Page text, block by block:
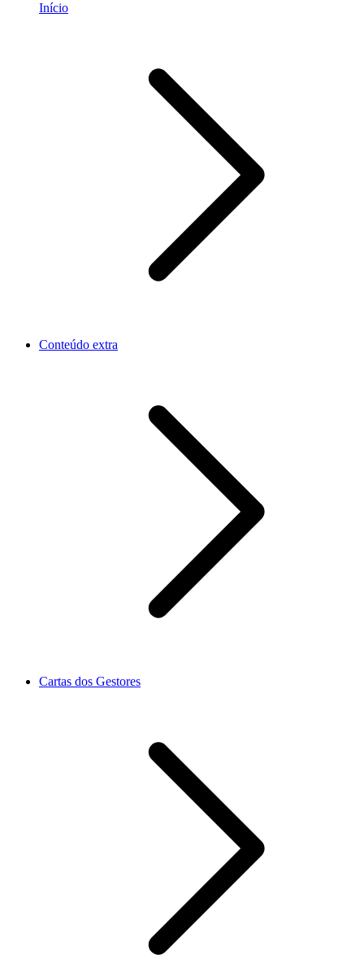
Início
Conteúdo extra
Cartas dos Gestores